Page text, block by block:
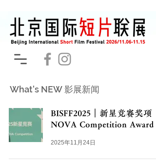
What's NEW 影展新闻
BISFF2025｜新星竞赛奖项
NOVA Competition Award
2025年11月24日